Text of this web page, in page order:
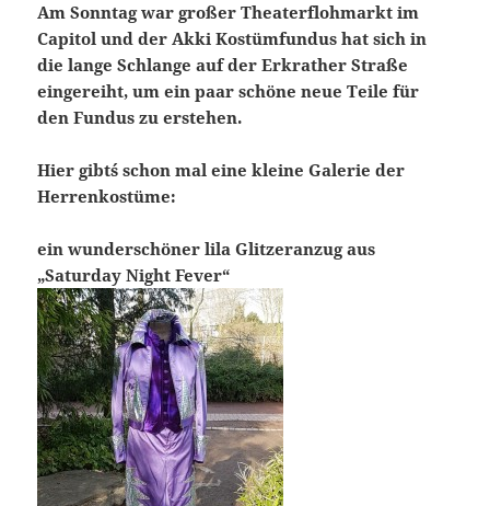
Am Sonntag war großer Theaterflohmarkt im
Capitol und der Akki Kostümfundus hat sich in
die lange Schlange auf der Erkrather Straße
eingereiht, um ein paar schöne neue Teile für
den Fundus zu erstehen.
Hier gibt´s schon mal eine kleine Galerie der
Herrenkostüme:
ein wunderschöner lila Glitzeranzug aus
„Saturday Night Fever“